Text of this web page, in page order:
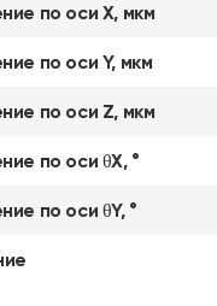
по оси X, мкм
по оси Y, мкм
по оси Z, мкм
по оси θX, °
по оси θY, °